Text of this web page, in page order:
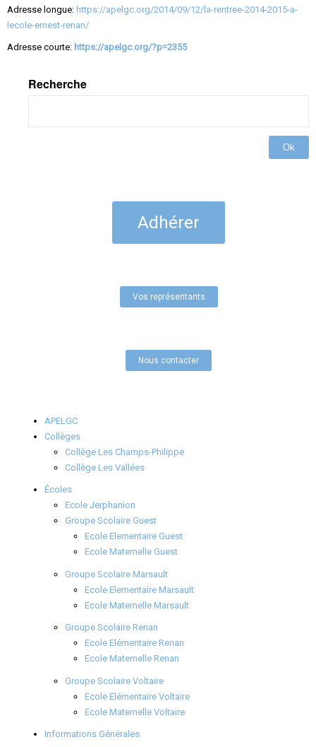
Adresse longue: https://apelgc.org/2014/09/12/la-rentree-2014-2015-a-
lecole-ernest-renan/
Adresse courte: https://apelgc.org/?p=2355
Recherche
Ok
Adhérer
Vos représentants
Nous contacter
APELGC
Collèges
Collège Les Champs-Philippe
Collège Les Vallées
Écoles
Ecole Jerphanion
Groupe Scolaire Guest
Ecole Elementaire Guest
Ecole Maternelle Guest
Groupe Scolaire Marsault
Ecole Elementaire Marsault
Ecole Maternelle Marsault
Groupe Scolaire Renan
Ecole Elémentaire Renan
Ecole Maternelle Renan
Groupe Scolaire Voltaire
Ecole Elémentaire Voltaire
Ecole Maternelle Voltaire
Informations Générales